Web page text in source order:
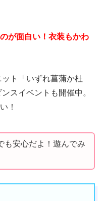
が面白い！衣装もかわ
ト「いずれ菖蒲か杜
スイベントも開催中。
！
も安心だよ！遊んでみ